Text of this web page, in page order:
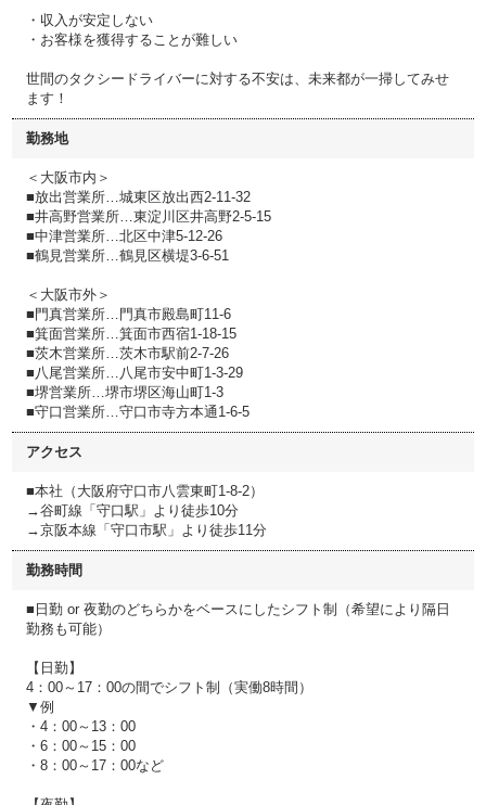
・収入が安定しない
・お客様を獲得することが難しい
世間のタクシードライバーに対する不安は、未来都が一掃してみせ
ます！
勤務地
＜大阪市内＞
■放出営業所…城東区放出西2-11-32
■井高野営業所…東淀川区井高野2-5-15
■中津営業所…北区中津5-12-26
■鶴見営業所…鶴見区横堤3-6-51
＜大阪市外＞
■門真営業所…門真市殿島町11-6
■箕面営業所…箕面市西宿1-18-15
■茨木営業所…茨木市駅前2-7-26
■八尾営業所…八尾市安中町1-3-29
■堺営業所…堺市堺区海山町1-3
■守口営業所…守口市寺方本通1-6-5
アクセス
■本社（大阪府守口市八雲東町1-8-2）
→谷町線「守口駅」より徒歩10分
→京阪本線「守口市駅」より徒歩11分
勤務時間
■日勤 or 夜勤のどちらかをベースにしたシフト制（希望により隔日
勤務も可能）
【日勤】
4：00～17：00の間でシフト制（実働8時間）
▼例
・4：00～13：00
・6：00～15：00
・8：00～17：00など